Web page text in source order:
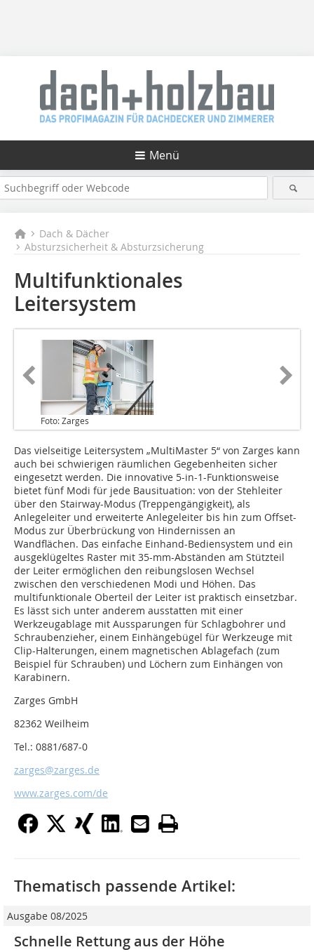
Menü
Dach & Dächer
Absturzsicherheit & Absturzsicherung
Multifunktionales
Leitersystem
Foto: Zarges
Das vielseitige Leitersystem „MultiMaster 5“ von Zarges kann
auch bei schwierigen räumlichen Gegebenheiten sicher
eingesetzt werden. Die innovative 5-in-1-Funktionsweise
bietet fünf Modi für jede Bausituation: von der Stehleiter
über den Stairway-Modus (Treppengängigkeit), als
Anlegeleiter und erweiterte Anlegeleiter bis hin zum Offset-
Modus zur Überbrückung von Hindernissen an
Wandflächen. Das einfache Einhand-Bediensystem und ein
ausgeklügeltes Raster mit 35-mm-Abständen am Stützteil
der Leiter ermöglichen den reibungslosen Wechsel
zwischen den verschiedenen Modi und Höhen. Das
multifunktionale Oberteil der Leiter ist praktisch einsetzbar.
Es lässt sich unter anderem ausstatten mit einer
Werkzeugablage mit Aussparungen für Schlagbohrer und
Schraubenzieher, einem Einhängebügel für Werkzeuge mit
Clip-Halterungen, einem magnetischen Ablagefach (zum
Beispiel für Schrauben) und Löchern zum Einhängen von
Karabinern.
Zarges GmbH
82362 Weilheim
Tel.: 0881/687-0
zarges@zarges.de
www.zarges.com/de
Thematisch passende Artikel:
Ausgabe 08/2025
Schnelle Rettung aus der Höhe